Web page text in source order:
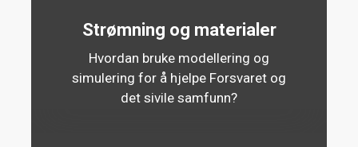
Strømning og materialer
Hvordan bruke modellering og
simulering for å hjelpe Forsvaret og
det sivile samfunn?